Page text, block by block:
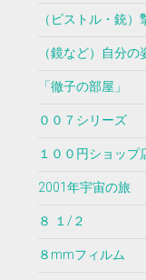
（ピストル・銃）
（鏡など）自分の
「徹子の部屋」
００７シリーズ
１００円ショップ
2001年宇宙の旅
８ １/２
８mmフィルム